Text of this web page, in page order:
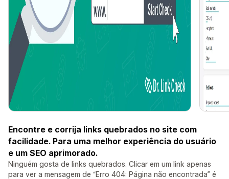
Encontre e corrija links quebrados no site com
facilidade. Para uma melhor experiência do usuário
e um SEO aprimorado.
Ninguém gosta de links quebrados. Clicar em um link apenas
para ver a mensagem de “Erro 404: Página não encontrada” é